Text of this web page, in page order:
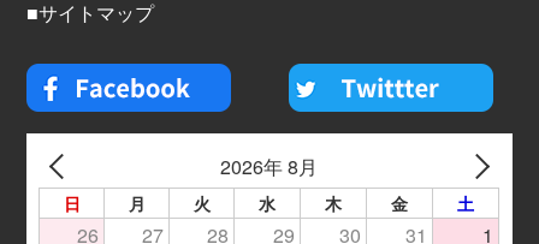
■サイトマップ
2026年 8月
日 月 火 水 木 金 土
26 27 28 29 30 31 1